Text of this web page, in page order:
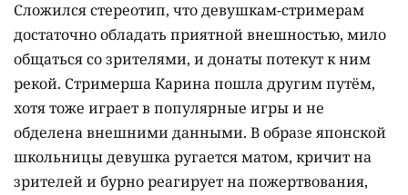
Сложился стереотип, что девушкам-стримерам
достаточно обладать приятной внешностью, мило
общаться со зрителями, и донаты потекут к ним
рекой. Стримерша Карина пошла другим путём,
хотя тоже играет в популярные игры и не
обделена внешними данными. В образе японской
школьницы девушка ругается матом, кричит на
зрителей и бурно реагирует на пожертвования,